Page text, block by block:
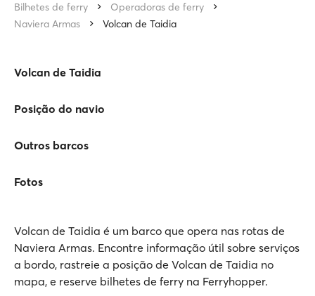
Bilhetes de ferry
Operadoras de ferry
Naviera Armas
Volcan de Taidia
Volcan de Taidia
Posição do navio
Outros barcos
Fotos
Volcan de Taidia é um barco que opera nas rotas de
Naviera Armas. Encontre informação útil sobre serviços
a bordo, rastreie a posição de Volcan de Taidia no
mapa, e reserve bilhetes de ferry na Ferryhopper.